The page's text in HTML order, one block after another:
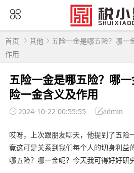
首页 其他
五险一金是哪五险？哪一
作用
五险一金是哪五险？哪
险一金含义及作用
2024-10-22 00:55:55 admin
哎呀，上次跟朋友聊天，他提到了五险
竟这可是关系到我们每个人的切身利益
哪五险？哪一金呢？今天我可得好好研